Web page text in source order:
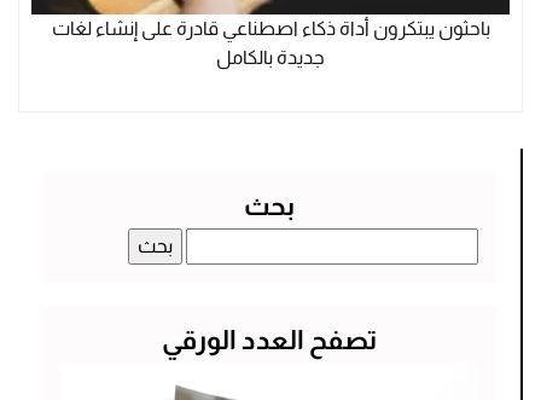
باحثون يبتكرون أداة ذكاء اصطناعي قادرة على إنشاء لغات
جديدة بالكامل
بحث
عن:
تصفح العدد الورقي